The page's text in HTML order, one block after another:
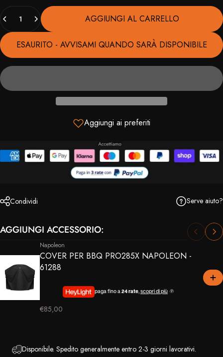
AGGIUNGI AL CARRELLO
ESAURITO - AVVISAMI QUANDO SARÀ DISPONIBILE
Aggiungi ai preferiti
Condividi Serve aiuto?
AGGIUNGI ACCESSORIO:
Napoleon
COVER PER BBQ PRO285X NAPOLEON -
61288
€85,00
paga fino a 24 rate, scopri di più
Disponibile. Spedito generalmente entro 2-3 giorni lavorativi.